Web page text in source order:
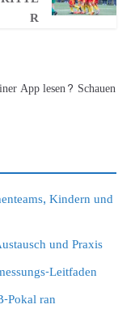
R
App lesen? Schauen
Kindern und
und Praxis
Leitfaden
Pokal ran